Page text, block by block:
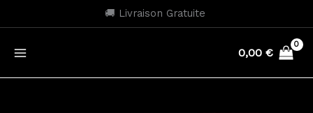
au
🚚 Livraison Gratuite
0,00 €